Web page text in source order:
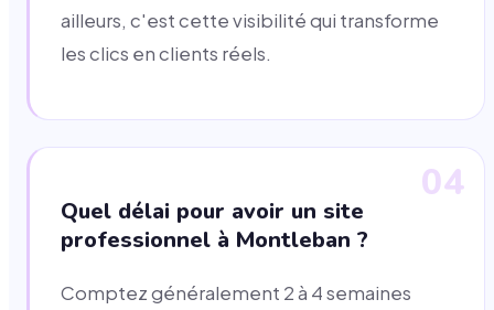
ailleurs, c'est cette visibilité qui transforme
les clics en clients réels.
04
Quel délai pour avoir un site
professionnel à Montleban ?
Comptez généralement 2 à 4 semaines